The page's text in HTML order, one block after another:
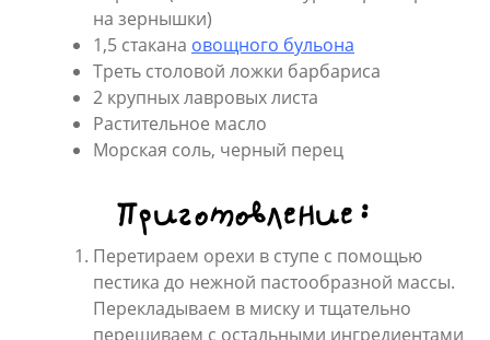
на зернышки)
1,5 стакана овощного бульона
Треть столовой ложки барбариса
2 крупных лавровых листа
Растительное масло
Морская соль, черный перец
Приготовление:
Перетираем орехи в ступе с помощью
пестика до нежной пастообразной массы.
Перекладываем в миску и тщательно
перешиваем с остальными ингредиентами